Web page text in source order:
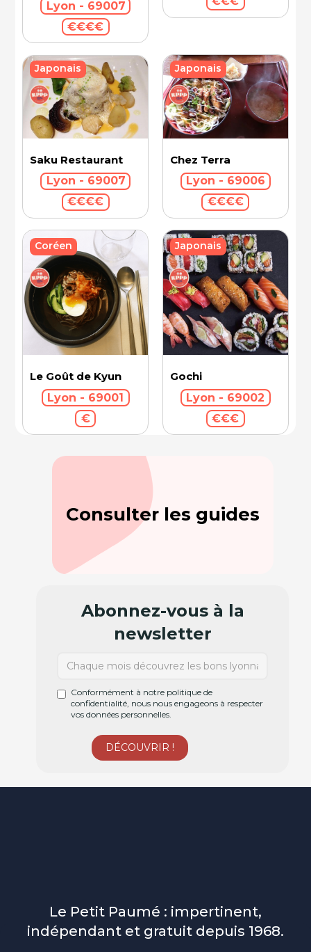
Lyon - 69007
€€€€
Saku Restaurant
Lyon - 69007
€€€€
Japonais
Chez Terra
Lyon - 69006
€€€€
Japonais
Le Goût de Kyun
Lyon - 69001
€
Coréen
Gochi
Lyon - 69002
€€€
Japonais
Consulter les guides
Abonnez-vous à la
newsletter
Conformément à notre politique de
confidentialité, nous nous engageons à respecter
vos données personnelles.
Le Petit Paumé : impertinent,
indépendant et gratuit depuis 1968.